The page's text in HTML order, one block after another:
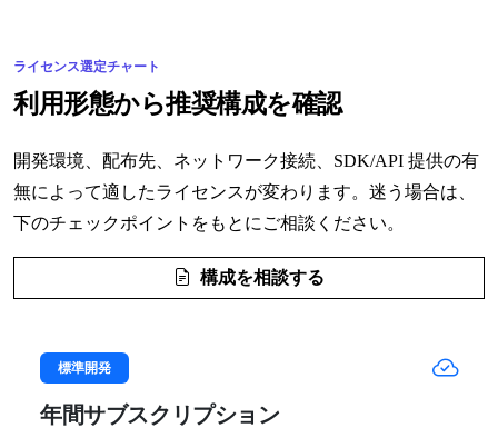
ライセンス選定チャート
利用形態から推奨構成を確認
開発環境、配布先、ネットワーク接続、SDK/API 提供の有
無によって適したライセンスが変わります。迷う場合は、
下のチェックポイントをもとにご相談ください。
構成を相談する
標準開発
年間サブスクリプション